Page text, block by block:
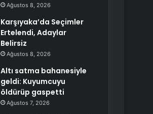
Ağustos 8, 2026
Karşıyaka’da Seçimler
Ertelendi, Adaylar
Belirsiz
Ağustos 8, 2026
Altı satma bahanesiyle
geldi: Kuyumcuyu
öldürüp gaspetti
Ağustos 7, 2026